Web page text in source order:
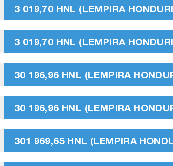
3 019,70 HNL (LEMPIRA
3 019,70 HNL (LEMPIRA
30 196,96 HNL (LEMPIRA
30 196,96 HNL (LEMPIRA
301 969,65 HNL (LEMPIRA